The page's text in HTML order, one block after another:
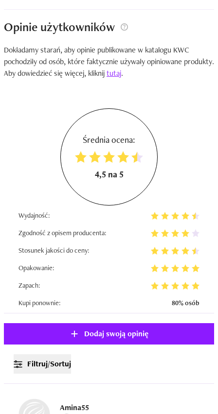
Opinie użytkowników
Dokładamy starań, aby opinie publikowane w katalogu KWC
pochodziły od osób, które faktycznie używały opiniowane produkty.
Aby dowiedzieć się więcej, kliknijtutaj.
Średnia ocena:
4,5 na 5
Wydajność:
Zgodność z opisem producenta:
Stosunek jakości do ceny:
Opakowanie:
Zapach:
Kupi ponownie:
80% osób
Dodaj swoją opinię
Filtruj/Sortuj
Amina55